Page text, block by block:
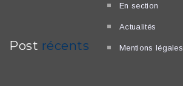
Post récents
En section
Actualités
Mentions légales